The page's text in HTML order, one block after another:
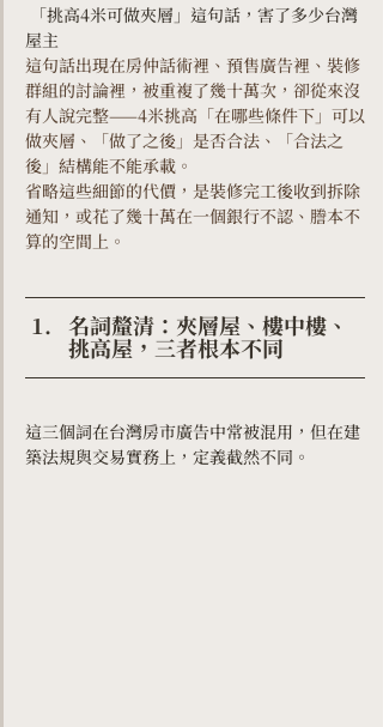
「挑高4米可做夾層」這句話，害了多少台灣
屋主
這句話出現在房仲話術裡、預售廣告裡、裝修
群組的討論裡，被重複了幾十萬次，卻從來沒
有人說完整——4米挑高「在哪些條件下」可以
做夾層、「做了之後」是否合法、「合法之
後」結構能不能承載。
省略這些細節的代價，是裝修完工後收到拆除
通知，或花了幾十萬在一個銀行不認、謄本不
算的空間上。
名詞釐清：夾層屋、樓中樓、
挑高屋，三者根本不同
這三個詞在台灣房市廣告中常被混用，但在建
築法規與交易實務上，定義截然不同。